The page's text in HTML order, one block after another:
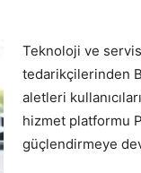
Teknoloji ve
tedarikçilerinden
aletleri
hizmet platformu
güçlendirmeye